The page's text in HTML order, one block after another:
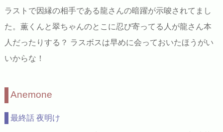
ラストで因縁の相手である龍さんの暗躍が示唆されてまし
た。薫くんと翠ちゃんのとこに忍び寄ってる人が龍さん本
人だったりする？ ラスボスは早めに会っておいたほうがい
いからな！
Anemone
最終話 夜明け